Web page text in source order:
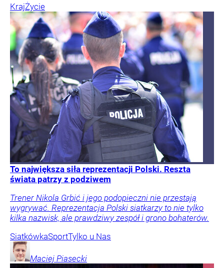
KrajŻycie
To największa siła reprezentacji Polski. Reszta
świata patrzy z podziwem
Trener Nikola Grbić i jego podopieczni nie przestają
wygrywać. Reprezentacja Polski siatkarzy to nie tylko
kilka nazwisk, ale prawdziwy zespół i grono bohaterów.
SiatkówkaSportTylko u Nas
Maciej Piasecki